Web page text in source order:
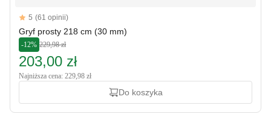
Reviews
5 out of 5 stars
5 (61 opinii)
Gryf prosty 218 cm (30 mm)
-12% 229,98 zł
203,00 zł
Najniższa cena: 229,98 zł
Do koszyka